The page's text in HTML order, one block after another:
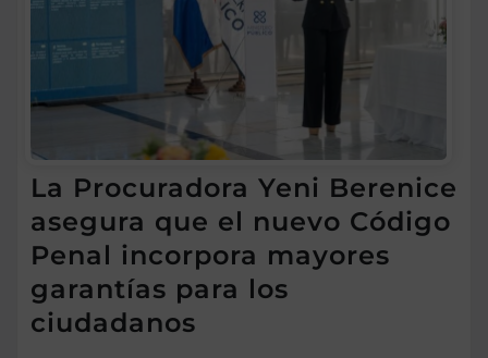
La Procuradora Yeni Berenice
asegura que el nuevo Código
Penal incorpora mayores
garantías para los
ciudadanos